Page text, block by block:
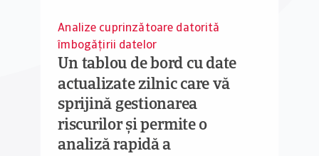
Analize cuprinzătoare datorită
îmbogățirii datelor
Un tablou de bord cu date
actualizate zilnic care vă
sprijină gestionarea
riscurilor și permite o
analiză rapidă a